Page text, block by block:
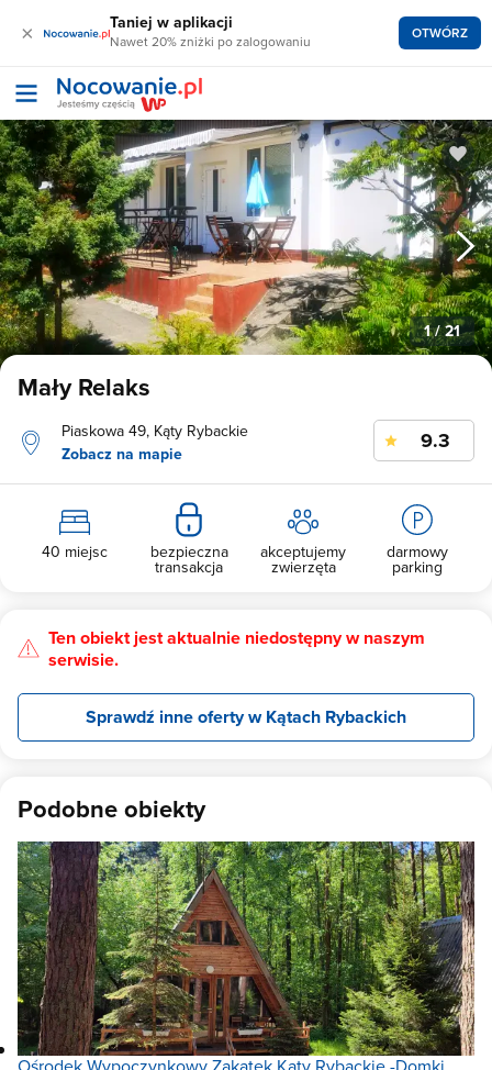
× Taniej w aplikacji
Nawet 20% zniżki po zalogowaniu OTWÓRZ
1/ 21
Mały Relaks
Piaskowa 49, Kąty Rybackie
Zobacz na mapie
9.3
40 miejsc bezpieczna
transakcja
akceptujemy
zwierzęta
darmowy
parking
Ten obiekt jest aktualnie niedostępny w naszym
serwisie.
Sprawdź inne oferty w Kątach Rybackich
Podobne obiekty